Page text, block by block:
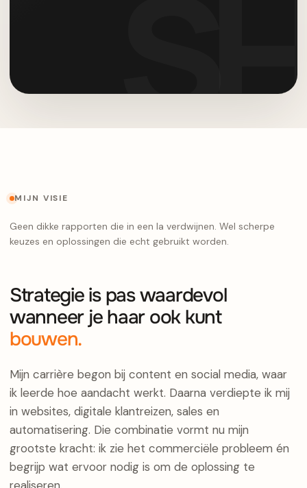
MIJN VISIE
Geen dikke rapporten die in een la verdwijnen. Wel scherpe
keuzes en oplossingen die echt gebruikt worden.
Strategie is pas waardevol
wanneer je haar ook kunt
bouwen.
Mijn carrière begon bij content en social media, waar
ik leerde hoe aandacht werkt. Daarna verdiepte ik mij
in websites, digitale klantreizen, sales en
automatisering. Die combinatie vormt nu mijn
grootste kracht: ik zie het commerciële probleem én
begrijp wat ervoor nodig is om de oplossing te